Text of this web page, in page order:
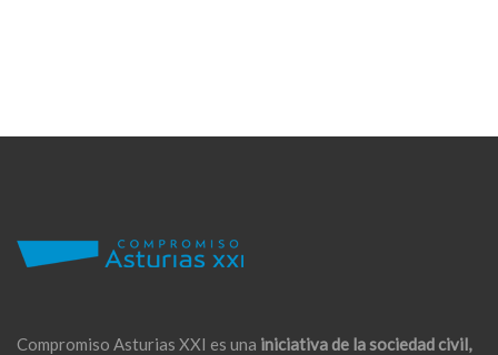
Compromiso Asturias XXI es una iniciativa de la sociedad civil,